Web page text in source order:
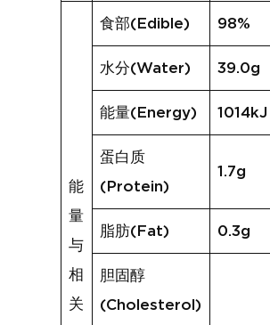
能
量
与
相
关
食部(Edible) 98%
水分(Water) 39.0g
能量(Energy) 1014kJ
蛋白质
(Protein)
1.7g
脂肪(Fat) 0.3g
胆固醇
(Cholesterol)